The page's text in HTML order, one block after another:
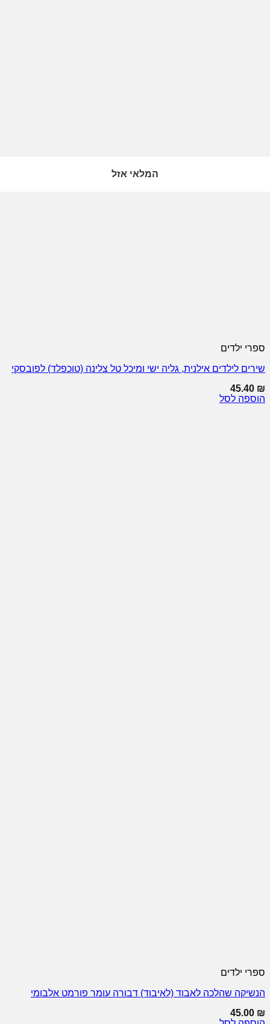
ספרי ילדים
שירים לילדים אילנית, גליה ישי ומיכל טל צלינה (טוכפלד) לפובסקי
45.40 ₪
הוספה לסל
ספרי ילדים
הנשיקה שהלכה לאבוד (לאיבוד) דבורה עומר פורמט אלבומי
45.00 ₪
המלאי אזל
המלאי אזל
המלאי אזל